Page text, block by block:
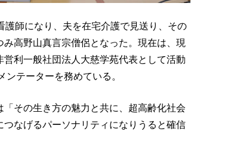
師になり、夫を在宅介護で見送り、その
高野山真言宗僧侶となった。現在は、現
利一般社団法人大慈学苑代表として活動
テーターを務めている。
その生き方の魅力と共に、超高齢化社会
なげるパーソナリティになりうると確信